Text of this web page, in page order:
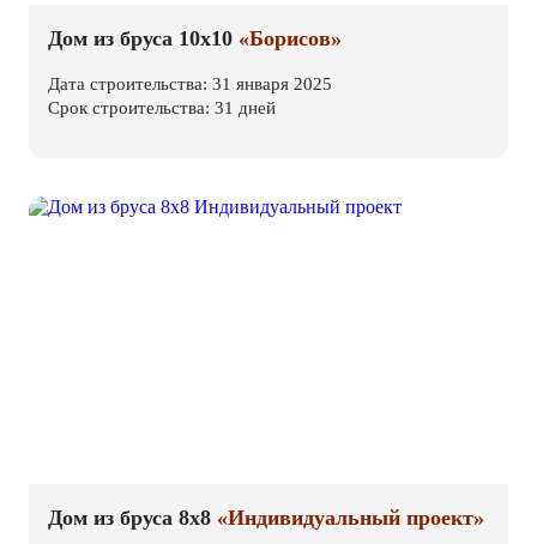
Дом из бруса 10х10 «Борисов»
Дата строительства: 31 января 2025
Срок строительства: 31 дней
Дом из бруса 8х8 «Индивидуальный проект»